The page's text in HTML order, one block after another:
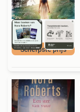
Scherpste prijs